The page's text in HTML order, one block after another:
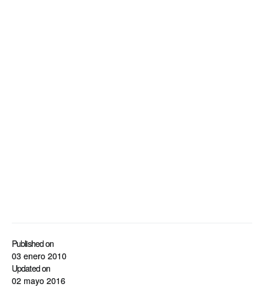
Published on
03 enero 2010
Updated on
02 mayo 2016